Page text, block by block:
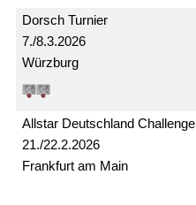
7./8.3.2026
Dorsch Turnier
Würzburg
21./22.2.2026
Allstar Deutschland Challenge
Frankfurt am Main